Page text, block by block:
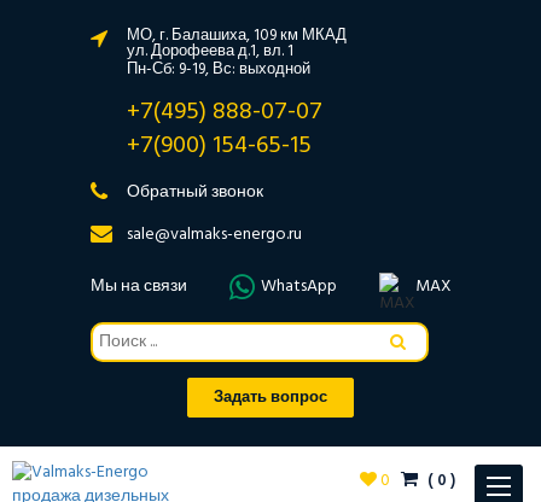
МО, г. Балашиха, 109 км МКАД
ул. Дорофеева д.1, вл. 1
Пн-Сб: 9-19, Вс: выходной
+7(495) 888-07-07
+7(900) 154-65-15
Обратный звонок
sale@valmaks-energo.ru
Мы на связи
WhatsApp MAX
Задать вопрос
Toggle
0 (0)